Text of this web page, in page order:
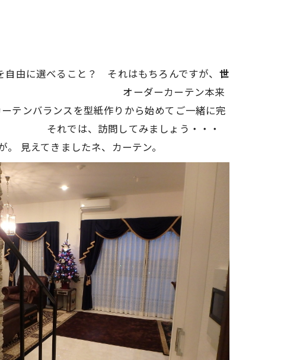
こと？ それはもちろんですが、 世
ー）が、 オーダーカーテン本来
テンバランスを型紙作りから始めてご一緒に完
は、訪問してみましょう・・・
見えてきましたネ、カーテン。